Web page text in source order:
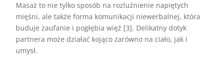
Masaż to nie tylko sposób na rozluźnienie napiętych
mięśni, ale także forma komunikacji niewerbalnej, która
buduje zaufanie i pogłębia więź [3]. Delikatny dotyk
partnera może działać kojąco zarówno na ciało, jak i
umysł.